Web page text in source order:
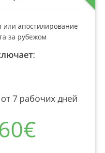
или апостилирование
за рубежом
:
от 7 рабочих дней